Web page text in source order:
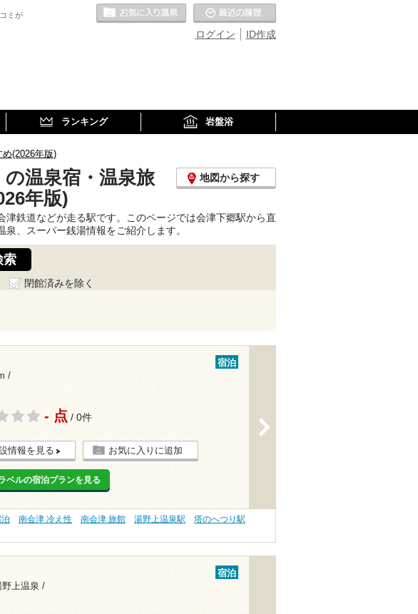
ミが
ID作成
ログイン
お気に入りの温泉
ランキング 岩盤浴
(2026年版)
温泉宿・温泉旅
年版)
地図から探す
鉄道などが走る駅です。このページでは会津下郷駅から直
、スーパー銭湯情報をご紹介します。
閉館済みを除く
/
宿泊
- 点 / 0件
情報を見る お気に入りに追加
ベルの宿泊プランを見る
南会津 冷え性 南会津 旅館 湯野上温泉駅
塔のへつり駅
上温泉 /
宿泊